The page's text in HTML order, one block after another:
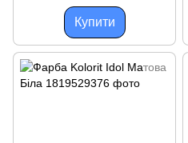
Купити